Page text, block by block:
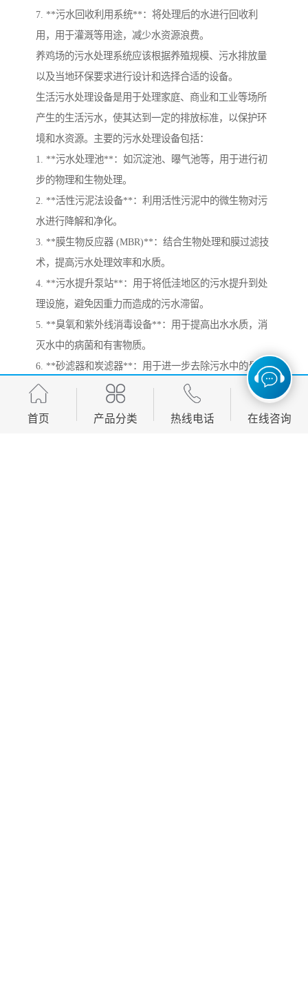
7. **污水回收利用系统**：将处理后的水进行回收利
用，用于灌溉等用途，减少水资源浪费。
养鸡场的污水处理系统应该根据养殖规模、污水排放量
以及当地环保要求进行设计和选择合适的设备。
生活污水处理设备是用于处理家庭、商业和工业等场所
产生的生活污水，使其达到一定的排放标准，以保护环
境和水资源。主要的污水处理设备包括：
1. **污水处理池**：如沉淀池、曝气池等，用于进行初
步的物理和生物处理。
2. **活性污泥法设备**：利用活性污泥中的微生物对污
水进行降解和净化。
3. **膜生物反应器 (MBR)**：结合生物处理和膜过滤技
术，提高污水处理效率和水质。
4. **污水提升泵站**：用于将低洼地区的污水提升到处
理设施，避免因重力而造成的污水滞留。
5. **臭氧和紫外线消毒设备**：用于提高出水水质，消
灭水中的病菌和有害物质。
6. **砂滤器和炭滤器**：用于进一步去除污水中的悬浮
物和有机物，提升水质。
7. **浓缩和脱水设备**：如带式压滤机，用于处理污
泥，减小其体积。
首页 产品分类 热线电话 在线咨询